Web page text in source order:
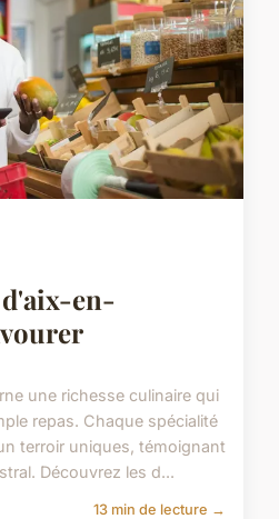
d'aix-en-
une richesse culinaire qui
repas. Chaque spécialité
terroir uniques, témoignant
Découvrez les d...
13 min de lecture →